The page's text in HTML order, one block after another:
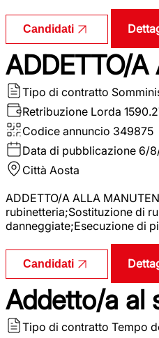
Candidati
ADDETTO/A
Tipo di contratto
Retribuzione Lorda
Codice annuncio 349875
Data di pubblicazione 6/
Città Aosta
ADDETTO/A ALLA
rubinetteria;Sostituzione di
danneggiate;Esecuzione di
Candidati
Addetto/a al
Tipo di contratto Tempo